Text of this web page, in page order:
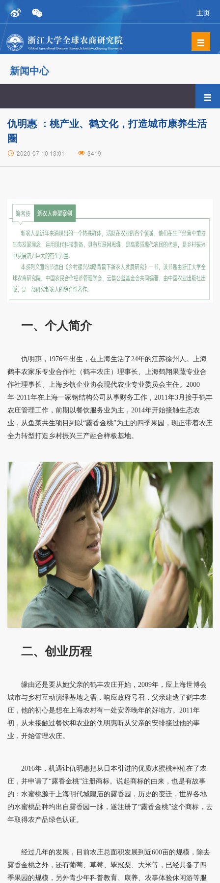
主页
新闻中心
仇明惠 ：桃产业、鹤文化，打造城市康养生活
圈
2020-07-10 13:01 3419
一、个人简介
仇明惠，1976年出生，在上海生活了24年的江苏徐州人。上海
鹤丰农家乐专业合作社（鹤丰农庄）理事长、上海鹤翔果蔬专业合
作社理事长、上海乡镇企业协会现代农业专业委员会主任。2000
年-2011年在上海一家钢结构公司从事财务工作，2011年3月接手鹤丰
农庄管理工作，前期以餐饮服务业为主，2014年开始接触生态农
业，从鱼菜共生项目到以“露香金桃”为主的四季果园，现正带着农庄
全力转型打造乡村振兴三产融合样板基地。
二、创业历程
缘由还是要从她父亲的鹤丰农庄开始，2009年，应上海世博会
城市与乡村互动演绎基地之需，响应政府号召，父亲建造了鹤丰农
庄，他的初心是想在上海农村有一处安养晚年的好地方。2011年
初，从未接触过餐饮和农业的仇明惠听从父亲的安排接过他的事
业，开始管理农庄。
2016年，机遇让仇明惠把从日本引进的优质水蜜桃种植在了农
庄，并申请了“露香金桃”注册商标。说起商标的由来，也是有故事
的：水蜜桃源于上海明代城隍庙的露香园，历史的变迁，世界各地
的水蜜桃品种均出自露香园一脉，遂注册了“露香金桃”这个商标，去
年取得农产品绿色认证。
经过几年的发展，目前农庄总面积发展到近600亩的规模，除去
露香金桃之外，还有葡萄、草莓、翠冠梨、大米等，已经具备了四
季果园的规模，另外青少年科普教育、康养、农事体验休闲游等服